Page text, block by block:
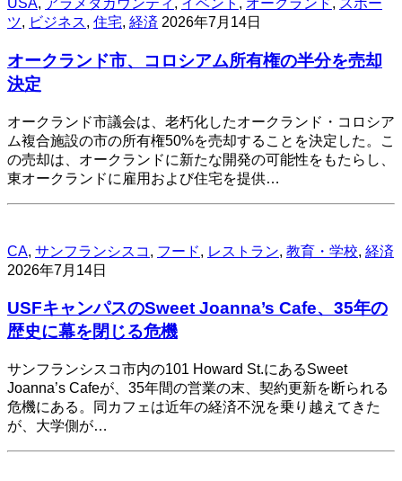
USA, アラメダカウンティ , イベント , オークランド, スポー
ツ, ビジネス, 住宅, 経済 2026年7月14日
オークランド市、コロシアム所有権の半分を売却
決定
オークランド市議会は、老朽化したオークランド・コロシア
ム複合施設の市の所有権50%を売却することを決定した。こ
の売却は、オークランドに新たな開発の可能性をもたらし、
東オークランドに雇用および住宅を提供…
CA, サンフランシスコ , フード, レストラン, 教育・学校, 経済
2026年7月14日
USFキャンパスのSweet Joanna’s Cafe、35年の
歴史に幕を閉じる危機
サンフランシスコ市内の101 Howard St.にあるSweet
Joanna’s Cafeが、35年間の営業の末、契約更新を断られる
危機にある。同カフェは近年の経済不況を乗り越えてきた
が、大学側が…